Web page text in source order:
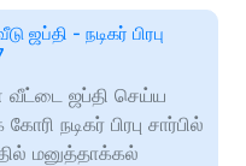
ஜப்தி - நடிகர் பிரபு
வீட்டை ஜப்தி செய்ய
நடிகர் பிரபு சார்பில்
மனுத்தாக்கல்